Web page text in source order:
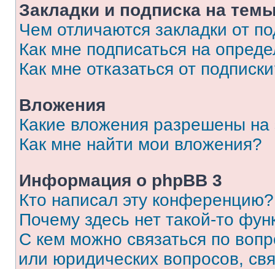
Закладки и подписка на
Чем отличаются закладки от
Как мне подписаться на
Как мне отказаться от
Вложения
Какие вложения разрешены
Как мне найти мои вложения?
Информация о phpBB 3
Кто написал эту конференцию?
Почему здесь нет такой-то
С кем можно связаться по
или юридических вопросов,